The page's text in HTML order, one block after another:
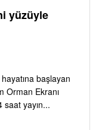
yüzüyle
başlayan
Orman Ekranı
saat yayın...